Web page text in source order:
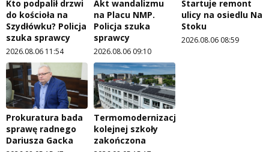
Kto podpalił drzwi
do kościoła na
Szydłówku? Policja
szuka sprawcy
2026.08.06 11:54
Akt wandalizmu
na Placu NMP.
Policja szuka
sprawcy
2026.08.06 09:10
Startuje remont
ulicy na osiedlu Na
Stoku
2026.08.06 08:59
Prokuratura bada
sprawę radnego
Dariusza Gacka
Termomodernizacja
kolejnej szkoły
zakończona